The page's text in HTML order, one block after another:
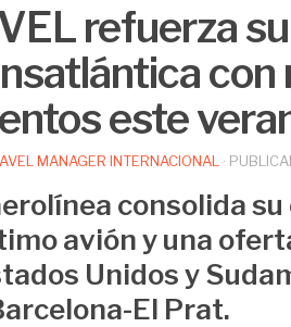
refuerza
este
MANAGER INTERNACIONAL ·
consolida
avión y una
Unidos y
El Prat.